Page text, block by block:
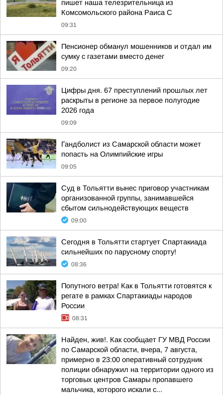
пишет наша телезрительница из
Комсомольского района Раиса С
09:31
Пенсионер обманул мошенников и отдал им
сумку с газетами вместо денег
09:20
Цифры дня. 67 преступлений прошлых лет
раскрыты в регионе за первое полугодие
2026 года
09:09
Гандболист из Самарской области может
попасть на Олимпийские игры
09:05
Суд в Тольятти вынес приговор участникам
организованной группы, занимавшейся
сбытом сильнодействующих веществ
09:00
Сегодня в Тольятти стартует Спартакиада
сильнейших по парусному спорту!
08:36
Попутного ветра! Как в Тольятти готовятся к
регате в рамках Спартакиады народов
России
08:31
Найден, жив!. Как сообщает ГУ МВД России
по Самарской области, вчера, 7 августа,
примерно в 23:00 оперативный сотрудник
полиции обнаружил на территории одного из
торговых центров Самары пропавшего
мальчика, которого искали с...